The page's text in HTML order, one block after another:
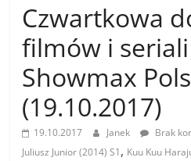
Czwartkowa
filmów i
Showmax
(19.10.2017)
19.10.2017 Janek Brak
Juliusz Junior (2014) S1, Kuu Kuu